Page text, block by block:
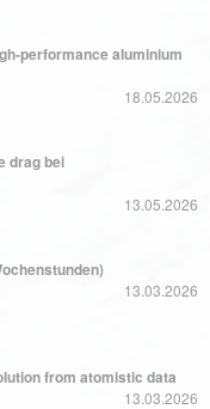
performance aluminium
18.05.2026
drag bei
13.05.2026
13.03.2026
from atomistic data
13.03.2026